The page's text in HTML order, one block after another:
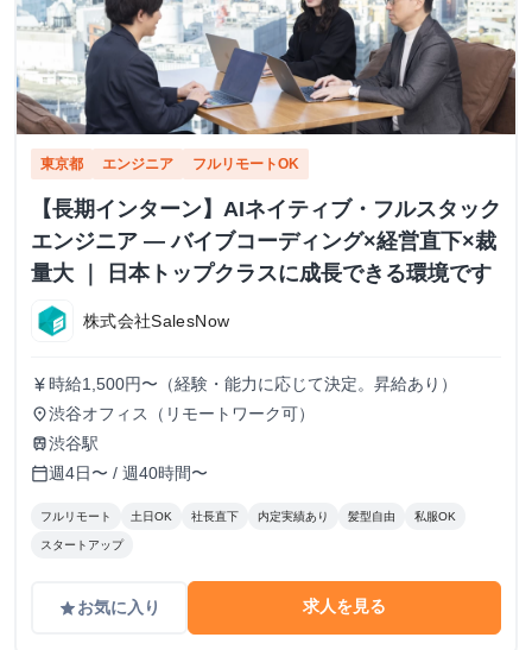
東京都 エンジニア フルリモートOK
【長期インターン】AIネイティブ・フルスタック
エンジニア — バイブコーディング×経営直下×裁
量大 ｜ 日本トップクラスに成長できる環境です
株式会社SalesNow
currency_yen 時給1,500円〜（経験・能力に応じて決定。昇給あり）
place渋谷オフィス（リモートワーク可）
train渋谷駅
calendar_today週4日〜 / 週40時間〜
フルリモート 土日OK 社長直下 内定実績あり 髪型自由 私服OK
スタートアップ
gradeお気に入り 求人を見る